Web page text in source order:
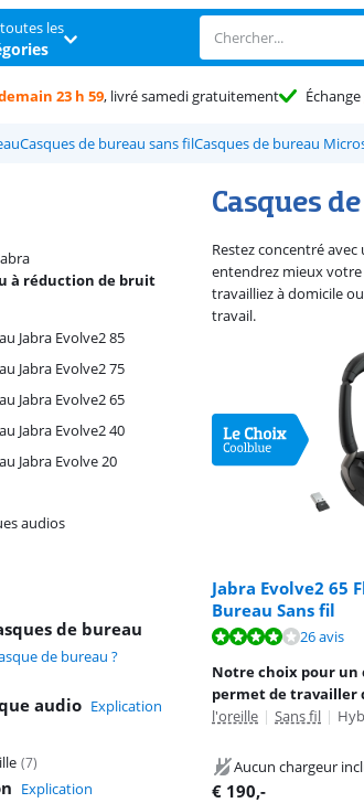
les
23 h 59, livré samedi gratuitement Échange
Casques de bureau sans filCasques de bureau
à réduction de bruit
Jabra Evolve2 85
Jabra Evolve2 75
Jabra Evolve2 65
Jabra Evolve2 40
Jabra Evolve 20
audios
de bureau
de bureau ?
audio Explication
(7)
Explication
Casques
Restez concentré
entendrez mieux
travailliez à domicile
travail.
Jabra Evolve2 65
Bureau Sans fil
La note est de 8,4 sur
26 avis
Notre choix pour un
permet de travailler
l'oreille | Sans fil |
Aucun chargeur
€ 190,-